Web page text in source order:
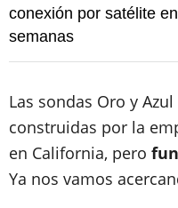
conexión por satélite
semanas
Las sondas Oro y
construidas por la
en California, pero
Ya nos vamos